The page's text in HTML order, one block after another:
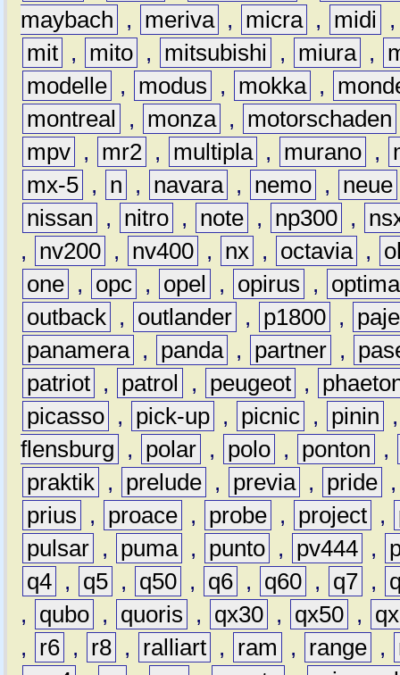
maybach
, meriva , micra , midi
mit , mito , mitsubishi , miura ,
modelle , modus , mokka ,
montreal
, monza , motorschaden
mpv , mr2 , multipla , murano ,
mx-5 , n , navara , nemo , neue
nissan
, nitro , note , np300 ,
,
nv200 , nv400 , nx , octavia ,
one , opc , opel , opirus ,
optima
outback , outlander , p1800 ,
panamera , panda , partner ,
patriot , patrol , peugeot ,
picasso , pick-up , picnic , pinin
flensburg
, polar , polo , ponton
,
praktik , prelude , previa , pride
prius
, proace , probe , project ,
pulsar , puma , punto , pv444 ,
q4 , q5 , q50 , q6 , q60 , q7 ,
,
qubo , quoris , qx30 , qx50 ,
,
r6 , r8 , ralliart , ram , range ,